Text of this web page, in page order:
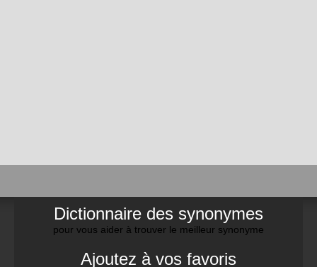
Dictionnaire des synonymes
pour vous aider à trouver le meilleur synonyme
Ajoutez à vos favoris